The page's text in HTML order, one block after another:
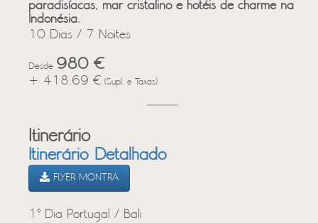
paradisíacas, mar cristalino e hotéis de charme na
Indonésia.
10 Dias / 7 Noites
Desde 980 €
+ 418.69 € (Supl. e Taxas)
Itinerário
Itinerário Detalhado
FLYER MONTRA
1º Dia Portugal / Bali